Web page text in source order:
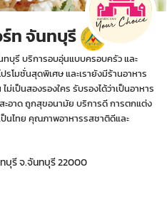
ท จันทบุรี
บุรี บริการอบอุ่นแบบครอบครัว และ
โมชั่นสุดพิเศษ และเรายังมีร้านอาหาร
เป็นสองรองใคร รับรองได้ว่าเป็นอาหาร
ะอาด ถูกสุขอนามัย บริการดี การตกแต่ง
นไทย คุณภาพอาหารรสชาติดีและ
ทบุรี จ.จันทบุรี 22000